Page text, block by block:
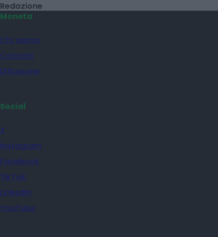
Redazione
Moneta
Chi siamo
Contatti
Diffusione
Social
X
Instagram
Facebook
TikTok
Linkedin
YouTube